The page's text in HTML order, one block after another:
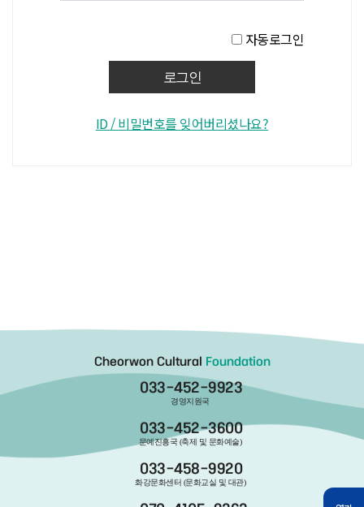
자동로그인
ID / 비밀번호를 잊어버리셨나요?
Cheorwon Cultural Foundation
033-452-9923
경영지원국
033-452-3600
문예진흥국 (축제 및 문화예술)
033-458-9920
화강문화센터 (문화교실 및 대관)